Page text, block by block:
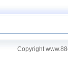
Copyright